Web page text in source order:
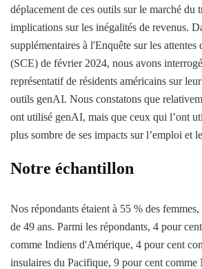
déplacement de ces outils sur le marché du
implications sur les inégalités de revenus.
supplémentaires à l'Enquête sur les attentes
(SCE) de février 2024, nous avons
représentatif de résidents américains sur
outils genAI. Nous constatons que
ont utilisé genAI, mais que ceux qui l’ont
plus sombre de ses impacts sur l’emploi et
Notre échantillon
Nos répondants étaient à 55 % des
de 49 ans. Parmi les répondants, 4 pour
comme Indiens d'Amérique, 4 pour cent
insulaires du Pacifique, 9 pour cent